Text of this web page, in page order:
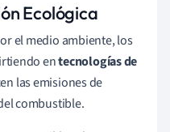
Ecológica
el medio ambiente, los
entecnologías de
las emisiones de
combustible.